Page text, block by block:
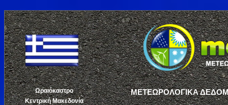
Ωραιόκαστρο
Κεντρική Μακεδονία
ΜΕΤΕΩΡΟΛΟΓΙΚΑ